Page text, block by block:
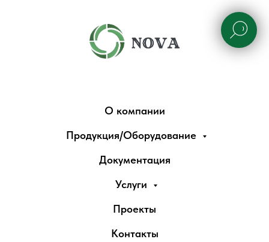
О компании
Продукция/Оборудование
Документация
Услуги
Проекты
Контакты